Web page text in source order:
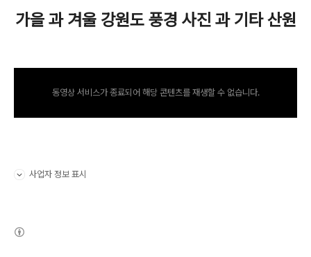
가을 과 겨울 강원도 풍경 사진 과 기타 산원
동영상 서비스가 종료되어 해당 콘텐츠를 재생할 수 없습니다.
사업자 정보 표시